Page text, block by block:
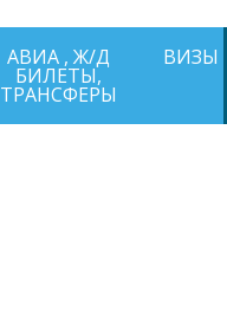
АВИА , Ж/Д
БИЛЕТЫ,
ТРАНСФЕРЫ
ВИЗЫ